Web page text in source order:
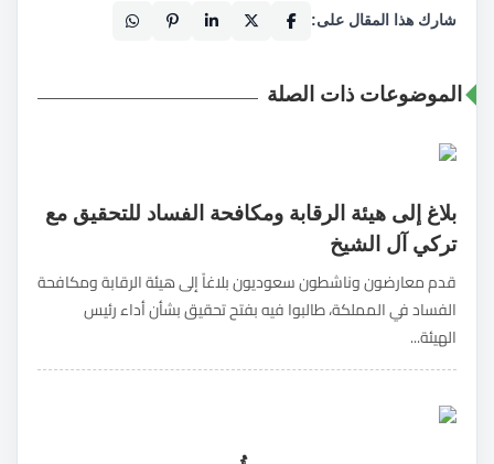
شارك هذا المقال على:
الموضوعات ذات الصلة
بلاغ إلى هيئة الرقابة ومكافحة الفساد للتحقيق مع
تركي آل الشيخ
قدم معارضون وناشطون سعوديون بلاغاً إلى هيئة الرقابة ومكافحة
الفساد في المملكة، طالبوا فيه بفتح تحقيق بشأن أداء رئيس
الهيئة...